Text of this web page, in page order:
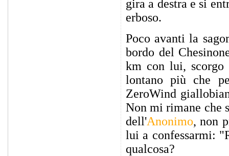
gira a destra e si
erboso.
Poco avanti la
bordo del
km con lui, scorgo
lontano più che
ZeroWind
Non mi rimane che
dell'Anonimo, non
lui a confessarmi:
qualcosa?